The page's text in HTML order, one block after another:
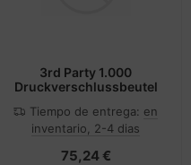
3rd Party 1.000
Druckverschlussbeutel
Tiempo de entrega: en
inventario, 2-4 dias
75,24 €